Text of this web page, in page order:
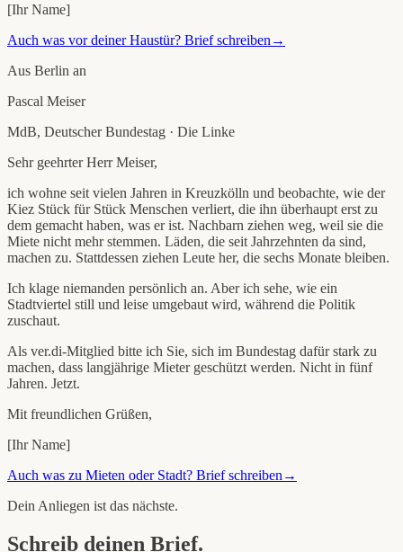
[Ihr Name]
Auch was vor deiner Haustür? Brief schreiben →
Aus Berlin an
Pascal Meiser
MdB, Deutscher Bundestag · Die Linke
Sehr geehrter Herr Meiser,
ich wohne seit vielen Jahren in Kreuzkölln und beobachte, wie der
Kiez Stück für Stück Menschen verliert, die ihn überhaupt erst zu
dem gemacht haben, was er ist. Nachbarn ziehen weg, weil sie die
Miete nicht mehr stemmen. Läden, die seit Jahrzehnten da sind,
machen zu. Stattdessen ziehen Leute her, die sechs Monate bleiben.
Ich klage niemanden persönlich an. Aber ich sehe, wie ein
Stadtviertel still und leise umgebaut wird, während die Politik
zuschaut.
Als ver.di-Mitglied bitte ich Sie, sich im Bundestag dafür stark zu
machen, dass langjährige Mieter geschützt werden. Nicht in fünf
Jahren. Jetzt.
Mit freundlichen Grüßen,
[Ihr Name]
Auch was zu Mieten oder Stadt? Brief schreiben →
Dein Anliegen ist das nächste.
Schreib deinen Brief.